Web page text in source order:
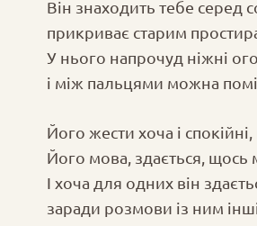
Він знаходить тебе серед
прикриває старим
У нього напрочуд ніжні
і між пальцями можна
Його жести хоча і спокійні,
Його мова, здається, щось
І хоча для одних він
заради розмови із ним інші